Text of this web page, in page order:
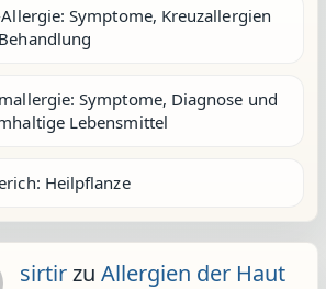
Symptome, Kreuzallergien
Symptome, Diagnose und
Lebensmittel
Heilpflanze
sirtirzu Allergien der Haut